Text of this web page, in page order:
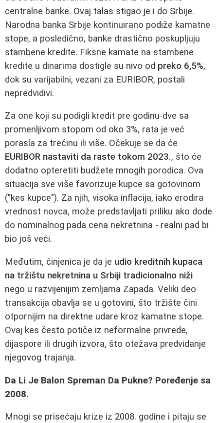
centralne banke. Ovaj talas stigao je i do Srbije.
Narodna banka Srbije kontinuirano podiže kamatne
stope, a posledično, banke drastično poskupljuju
stambene kredite. Fiksne kamate na stambene
kredite u dinarima dostigle su nivo od preko 6,5%,
dok su varijabilni, vezani za EURIBOR, postali
nepredvidivi.
Za one koji su podigli kredit pre godinu-dve sa
promenljivom stopom od oko 3%, rata je već
porasla za trećinu ili više. Očekuje se da će
EURIBOR nastaviti da raste tokom 2023., što će
dodatno opteretiti budžete mnogih porodica. Ova
situacija sve više favorizuje kupce sa gotovinom
("kes kupce"). Za njih, visoka inflacija, iako erodira
vrednost novca, može predstavljati priliku ako dode
do nominalnog pada cena nekretnina - realni pad bi
bio još veći.
Međutim, činjenica je da je udio kreditnih kupaca
na tržištu nekretnina u Srbiji tradicionalno niži
nego u razvijenijim zemljama Zapada. Veliki deo
transakcija obavlja se u gotovini, što tržište čini
otpornijim na direktne udare kroz kamatne stope.
Ovaj kes često potiče iz neformalne privrede,
dijaspore ili drugih izvora, što otežava predvidanje
njegovog trajanja.
Da Li Je Balon Spreman Da Pukne? Poređenje sa
2008.
Mnogi se prisećaju krize iz 2008. godine i pitaju se